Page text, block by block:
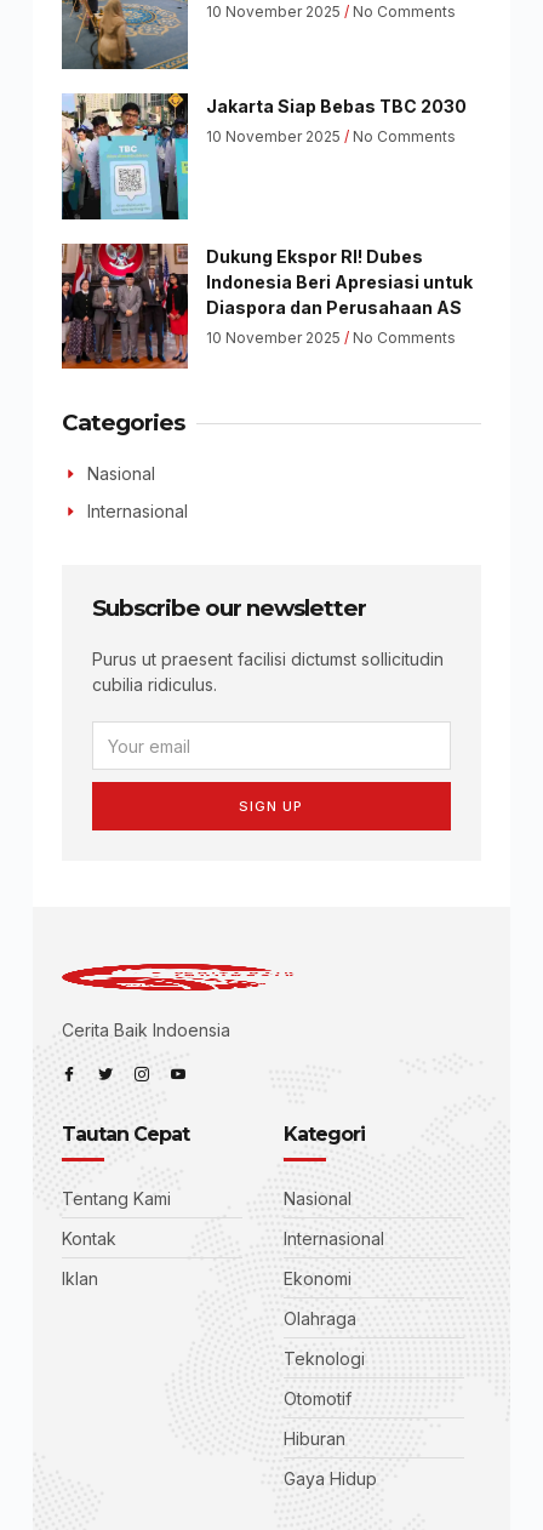
10 November 2025 No Comments
Jakarta Siap Bebas TBC 2030
10 November 2025 No Comments
Dukung Ekspor RI! Dubes
Indonesia Beri Apresiasi untuk
Diaspora dan Perusahaan AS
10 November 2025 No Comments
Categories
Nasional
Internasional
Subscribe our newsletter
Purus ut praesent facilisi dictumst sollicitudin
cubilia ridiculus.
SIGN UP
Cerita Baik Indoensia
Tautan Cepat
Tentang Kami
Kontak
Iklan
Kategori
Nasional
Internasional
Ekonomi
Olahraga
Teknologi
Otomotif
Hiburan
Gaya Hidup